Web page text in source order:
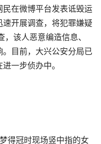
在微博平台发表诋毁运
开展调查，将犯罪嫌疑
该人恶意编造信息、
目前，大兴公安分局已
一步侦办中。
得冠时现场竖中指的女